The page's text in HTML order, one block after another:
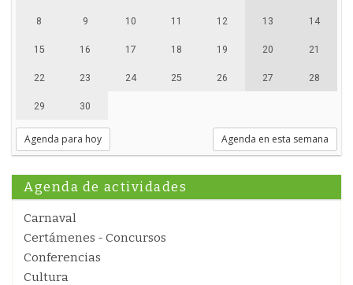
8 9 10 11 12 13 14
15 16 17 18 19 20 21
22 23 24 25 26 27 28
29 30
Agenda para hoy Agenda en esta semana
Agenda de actividades
Carnaval
Certámenes - Concursos
Conferencias
Cultura